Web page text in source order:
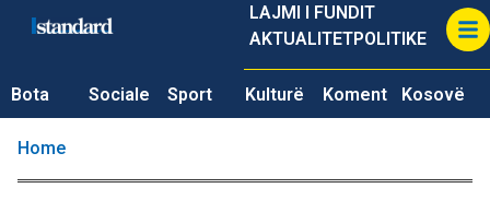
LAJMI I FUNDIT
AKTUALITETPOLITIKE
Bota Sociale Sport Kulturë Koment Kosovë
Home